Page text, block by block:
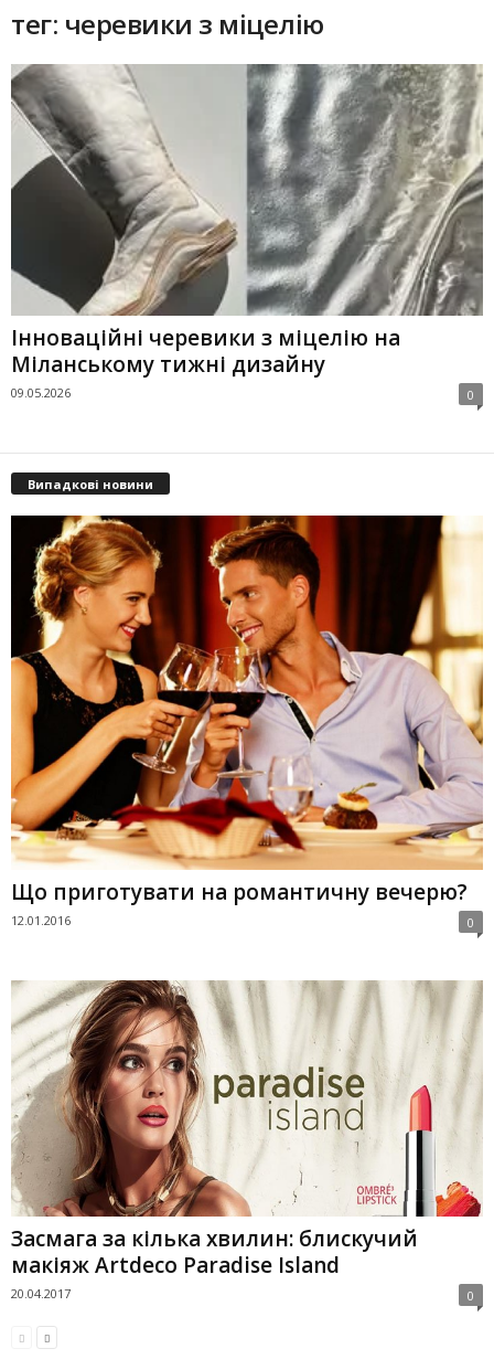
тег: черевики з міцелію
Інноваційні черевики з міцелію на
Міланському тижні дизайну
09.05.2026 0
Випадкові новини
Що приготувати на романтичну вечерю?
12.01.2016 0
Засмага за кілька хвилин: блискучий
макіяж Artdeco Paradise Island
20.04.2017 0